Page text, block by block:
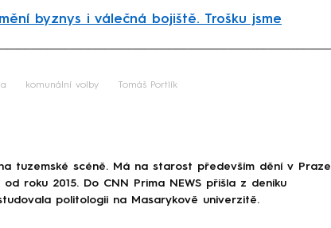
byznys i válečná bojiště. Trošku jsme
komunální volby Tomáš Portlík
tuzemské scéně. Má na starost především dění v Praze
roku 2015. Do CNN Prima NEWS přišla z deníku
politologii na Masarykově univerzitě.